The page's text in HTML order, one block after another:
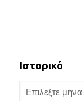
Ιστορικό